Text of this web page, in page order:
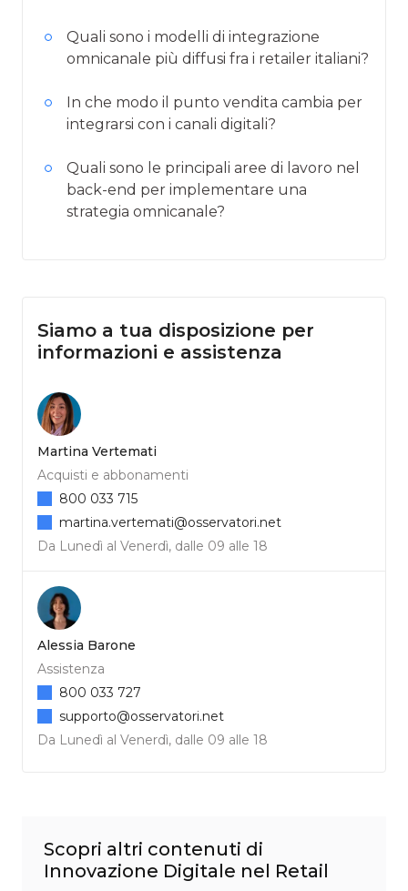
Quali sono i modelli di integrazione
omnicanale più diffusi fra i retailer italiani?
In che modo il punto vendita cambia per
integrarsi con i canali digitali?
Quali sono le principali aree di lavoro nel
back-end per implementare una
strategia omnicanale?
Siamo a tua disposizione per
informazioni e assistenza
Martina Vertemati
Acquisti e abbonamenti
Da Lunedì al Venerdì, dalle 09 alle 18
800 033 715
martina.vertemati@osservatori.net
Alessia Barone
Assistenza
Da Lunedì al Venerdì, dalle 09 alle 18
800 033 727
supporto@osservatori.net
Scopri altri contenuti di
Innovazione Digitale nel Retail